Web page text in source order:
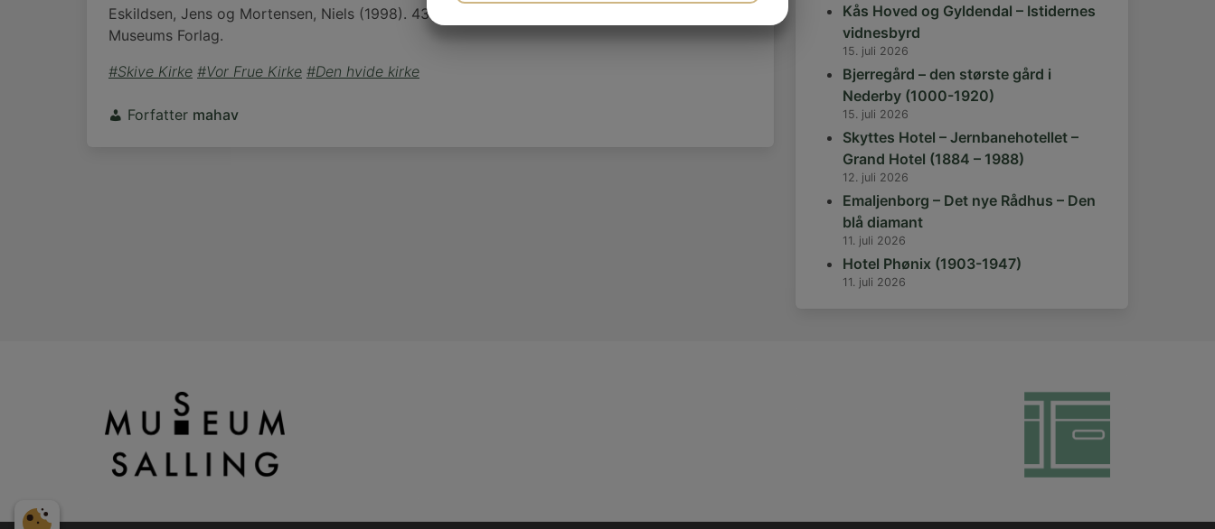
Eskildsen, Jens og Mortensen, Niels (1998). 43 spændende bygninger i Skive Bykerne. Skive
Museums Forlag.
#Skive Kirke #Vor Frue Kirke #Den hvide kirke
Forfatter mahav
Kås Hoved og Gyldendal – Istidernes
vidnesbyrd
15. juli 2026
Bjerregård – den største gård i
Nederby (1000-1920)
15. juli 2026
Skyttes Hotel – Jernbanehotellet –
Grand Hotel (1884 – 1988)
12. juli 2026
Emaljenborg – Det nye Rådhus – Den
blå diamant
11. juli 2026
Hotel Phønix (1903-1947)
11. juli 2026